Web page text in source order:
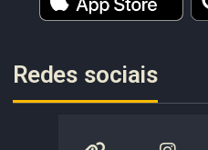
Redes sociais